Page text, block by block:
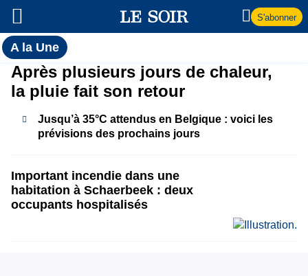
S'abonner
A la UneToutes
l'actualité
du Soir
A
la
Une
Après plusieurs jours de chaleur,
la pluie fait son retour
Jusqu’à 35°C attendus en Belgique : voici les
prévisions des prochains jours
Important incendie dans une
habitation à Schaerbeek : deux
occupants hospitalisés